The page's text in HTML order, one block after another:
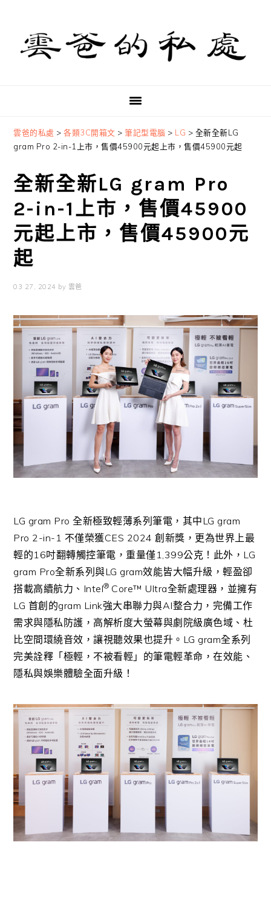
primary
navigation
content
primary
sidebar
雲爸的私處 >各類3C開箱文 >筆記型電腦 > LG > 全新全新LG
gram Pro 2-in-1上市，售價45900元起上市，售價45900元起
全新全新LG gram Pro
2-in-1上市，售價45900
元起上市，售價45900元
起
03 27, 2024 by 雲爸
LG gram Pro全新極致輕薄系列筆電，其中LG gram
Pro 2-in-1 不僅榮獲CES 2024創新獎，更為世界上最
輕的16吋翻轉觸控筆電，重量僅1,399公克！此外， LG
gram Pro全新系列與LG gram效能皆大幅升級，輕盈卻
搭載高續航力 、 Intel® Core™ Ultra全新處理器，並擁有
LG 首創的gram Link強大串聯力與AI整合力，完備工作
需求與隱私防護，高解析度大螢幕與劇院級廣色域、杜
比空間環繞音效，讓視聽效果也提升。 LG gram全系列
完美詮釋「極輕，不被看輕」的筆電輕革命，在效能、
隱私與娛樂體驗全面升級！